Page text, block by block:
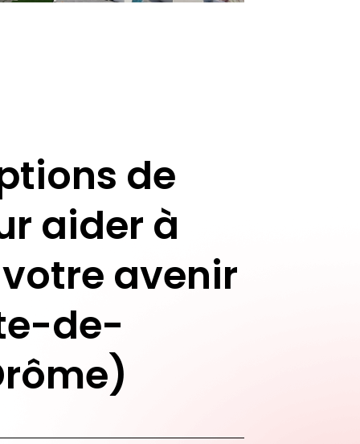
de
aider à
avenir
de-